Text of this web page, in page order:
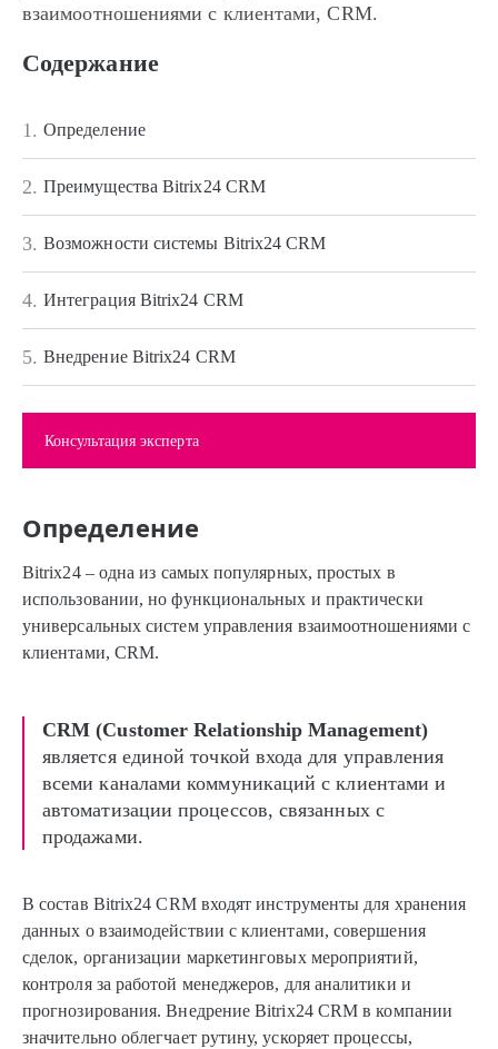
взаимоотношениями с клиентами, CRM.
Содержание
1. Определение
2. Преимущества Bitrix24 CRM
3. Возможности системы Bitrix24 CRM
4. Интеграция Bitrix24 CRM
5. Внедрение Bitrix24 CRM
Консультация эксперта
Определение
Bitrix24 – одна из самых популярных, простых в
использовании, но функциональных и практически
универсальных систем управления взаимоотношениями с
клиентами, CRM.
CRM (Customer Relationship Management)
является единой точкой входа для управления
всеми каналами коммуникаций с клиентами и
автоматизации процессов, связанных с
продажами.
В состав Bitrix24 CRM входят инструменты для хранения
данных о взаимодействии с клиентами, совершения
сделок, организации маркетинговых мероприятий,
контроля за работой менеджеров, для аналитики и
прогнозирования. Внедрение Bitrix24 CRM в компании
значительно облегчает рутину, ускоряет процессы,